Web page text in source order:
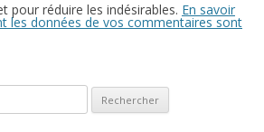
pour réduire les indésirables. En savoir
les données de vos commentaires sont